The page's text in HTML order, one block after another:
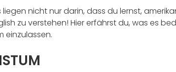
nicht nur darin, dass du lernst,
zu verstehen! Hier erfährst du, was es
einzulassen.